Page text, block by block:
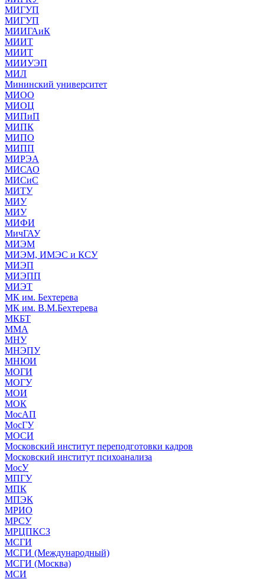
МИГУП
МИГУП
МИИГАиК
МИИТ
МИИТ
МИИУЭП
МИЛ
Мининский университет
МИОО
МИОЦ
МИПиП
МИПК
МИПО
МИПП
МИРЭА
МИСАО
МИСиС
МИТУ
МИУ
МИУ
МИФИ
МичГАУ
МИЭМ
МИЭМ, ИМЭС и КСУ
МИЭП
МИЭПП
МИЭТ
МК им. Бехтерева
МК им. В.М.Бехтерева
МКБТ
ММА
МНУ
МНЭПУ
МНЮИ
МОГИ
МОГУ
МОИ
МОК
МосАП
МосГУ
МОСИ
Московский институт переподготовки кадров
Московский институт психоанализа
МосУ
МПГУ
МПК
МПЭК
МРИО
МРСУ
МРЦПКСЗ
МСГИ
МСГИ (Международный)
МСГИ (Москва)
МСИ